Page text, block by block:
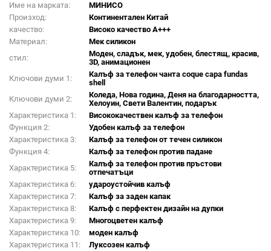
Име на марката:
МИНИСО
Произход:
Континентален Китай
качество:
Високо качество A+++
Материал:
Мек силикон
стил:
Моден, сладък, мек, удобен, блестящ, красив,
3D, анимационен
Ключови думи 1:
Калъф за телефон чанта coque capa fundas
shell
Ключови думи 2:
Коледа, Нова година, Деня на благодарността,
Хелоуин, Свети Валентин, подарък
Характеристика 1:
Висококачествен калъф за телефон
Функция 2:
Удобен калъф за телефон
Характеристика 3:
Калъф за телефон от течен силикон
Функция 4:
Калъф за телефон против падане
Характеристика 5:
Калъф за телефон против пръстови
отпечатъци
Характеристика 6:
удароустойчив калъф
Характеристика 7:
Калъф за заден капак
Характеристика 8:
Калъф с перфектен дизайн на дупки
Характеристика 9:
Многоцветен калъф
Характеристика 10:
моден калъф
Характеристика 11:
Луксозен калъф